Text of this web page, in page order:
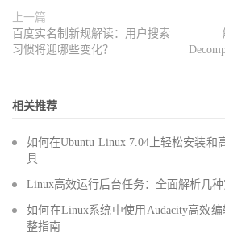
上一篇
百度实名制新规解读：用户搜索
习惯将迎哪些变化？
相关推荐
如何在Ubuntu Linux 7.04上轻松安装和
具
Linux高效运行后台任务：全面解析几
如何在Linux系统中使用Audacity高效
整指南